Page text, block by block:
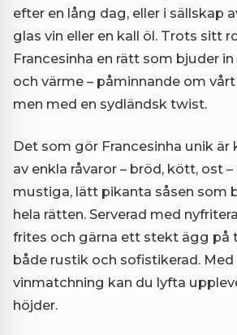
efter en lång dag, eller i sällskap
glas vin eller en kall öl. Trots sitt
Francesinha en rätt som bjuder
och värme – påminnande om
men med en sydländsk twist.
Det som gör Francesinha unik är
av enkla råvaror – bröd, kött, ost
mustiga, lätt pikanta såsen som
hela rätten. Serverad med
frites och gärna ett stekt ägg på
både rustik och sofistikerad.
vinmatchning kan du lyfta
höjder.